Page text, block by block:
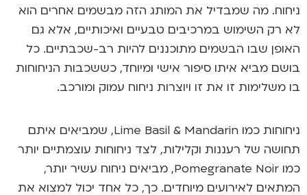
ניחוח. מה שמבדיל את המותג הזה מבשמים אחרים הוא
לא רק השימוש במרכיבים טבעיים ואיכותיים, אלא גם
האופן שבו הבשמים מתוכננים להיות רב-שכבתיים. כל
בושם מביא איתו סיפור אישי ומיוחד, כששכבות הניחוחות
בו משלימות זו את זו ויוצרות ניחוח עמוק ומורכב.
ניחוחות כמו Lime Basil & Mandarin, שמביאים איתם
תחושה של רעננות וקלילות, לצד ניחוחות עוצמתיים יותר
כמו Pomegranate Noir, מביאים ניחוח עשיר יותר,
המתאים לאירועים מיוחדים. כך, כל אחד יכול למצוא את